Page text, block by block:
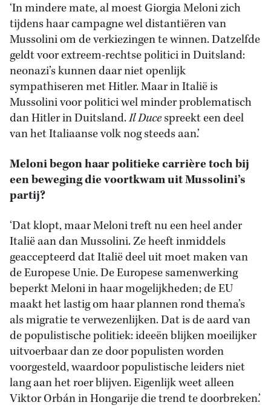
‘In mindere mate, al moest Giorgia Meloni zich
tijdens haar campagne wel distantiëren van
Mussolini om de verkiezingen te winnen. Datzelfde
geldt voor extreem-rechtse politici in Duitsland:
neonazi’s kunnen daar niet openlijk
sympathiseren met Hitler. Maar in Italië is
Mussolini voor politici wel minder problematisch
dan Hitler in Duitsland.Il Ducespreekt een deel
van het Italiaanse volk nog steeds aan.’
Meloni begon haar politieke carrière toch bij
een beweging die voortkwam uit Mussolini’s
partij?
‘Dat klopt, maar Meloni treft nu een heel ander
Italië aan dan Mussolini. Ze heeft inmiddels
geaccepteerd dat Italië deel uit moet maken van
de Europese Unie. De Europese samenwerking
beperkt Meloni in haar mogelijkheden; de EU
maakt het lastig om haar plannen rond thema’s
als migratie te verwezenlijken. Dat is de aard van
de populistische politiek: ideeën blijken moeilijker
uitvoerbaar dan ze door populisten worden
voorgesteld, waardoor populistische leiders niet
lang aan het roer blijven. Eigenlijk weet alleen
Viktor Orbán in Hongarije die trend te doorbreken.’